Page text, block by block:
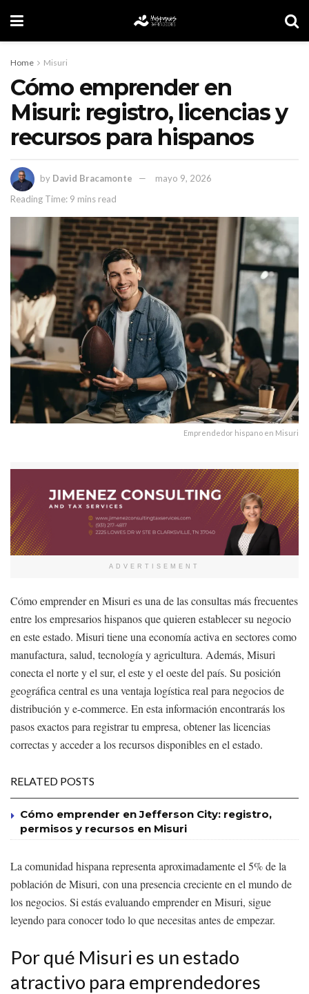
Home Misuri
Cómo emprender en
Misuri: registro, licencias y
recursos para hispanos
by David Bracamonte
mayo 9, 2026
Reading Time: 9 mins read
Emprendedor hispano en Misuri
ADVERTISEMENT
Cómo emprender en Misuri es una de las consultas más frecuentes
entre los empresarios hispanos que quieren establecer su negocio
en este estado. Misuri tiene una economía activa en sectores como
manufactura, salud, tecnología y agricultura. Además, Misuri
conecta el norte y el sur, el este y el oeste del país. Su posición
geográfica central es una ventaja logística real para negocios de
distribución y e-commerce. En esta información encontrarás los
pasos exactos para registrar tu empresa, obtener las licencias
correctas y acceder a los recursos disponibles en el estado.
RELATED POSTS
Cómo emprender en Jefferson City: registro,
permisos y recursos en Misuri
La comunidad hispana representa aproximadamente el 5% de la
población de Misuri, con una presencia creciente en el mundo de
los negocios. Si estás evaluando emprender en Misuri, sigue
leyendo para conocer todo lo que necesitas antes de empezar.
Por qué Misuri es un estado
atractivo para emprendedores